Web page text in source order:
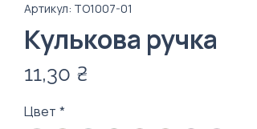
Артикул: ТО1007-01
Кулькова ручка
11,30 ₴
Цвет *